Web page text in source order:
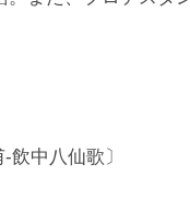
中八仙歌〕